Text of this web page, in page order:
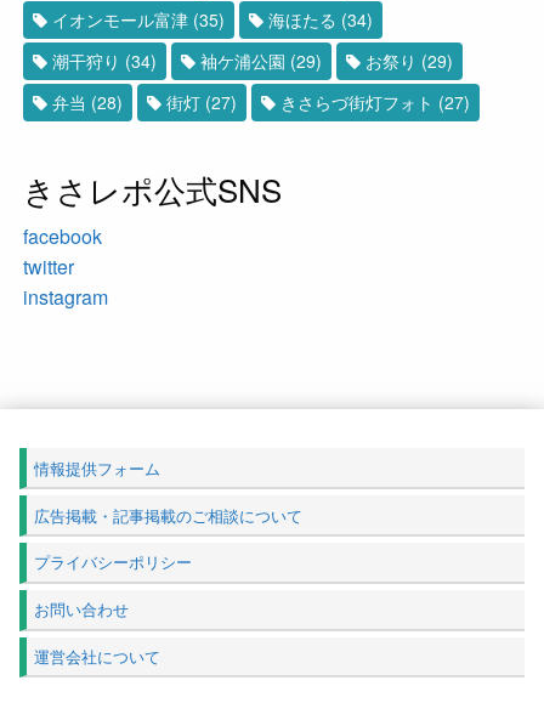
イオンモール富津 (35) 海ほたる (34)
潮干狩り (34) 袖ケ浦公園 (29) お祭り (29)
弁当 (28) 街灯 (27) きさらづ街灯フォト (27)
きさレポ公式SNS
facebook
twitter
instagram
情報提供フォーム
広告掲載・記事掲載のご相談について
プライバシーポリシー
お問い合わせ
運営会社について